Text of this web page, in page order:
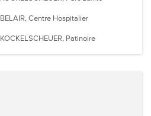
BELAIR, Centre Hospitalier
KOCKELSCHEUER, Patinoire